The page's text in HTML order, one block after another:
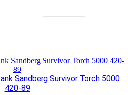
Sandberg Survivor Torch 5000
420-89